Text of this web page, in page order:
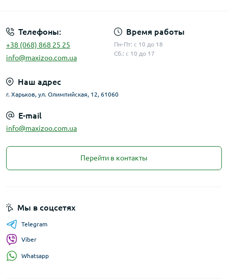
Телефоны:
+38 (068) 868 25 25
info@maxizoo.com.ua
Время работы
Пн-Пт: с 10 до 18
Сб.: с 10 до 17
Наш адрес
г. Харьков, ул. Олимпийская, 12, 61060
E-mail
info@maxizoo.com.ua
Перейти в контакты
Мы в соцсетях
Telegram
Viber
Whatsapp